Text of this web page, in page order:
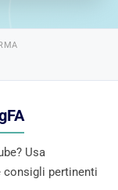
Usa
consigli pertinenti